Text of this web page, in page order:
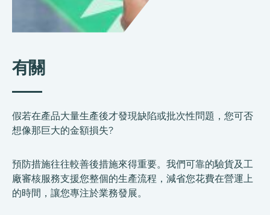
有關
假若在產品大量生產後才發現缺陷或批次性問題，您可否
想像那巨大的金額損失?
預防措施往往較善後措施來得重要。我們可靠的驗貨及工
廠審核服務支援您整個的生產流程，減省您花費在營運上
的時間，讓您專注於業務發展。